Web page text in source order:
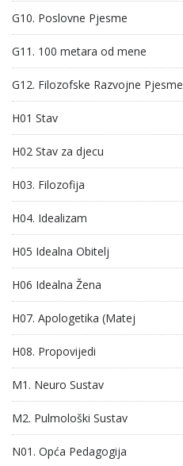
G10. Poslovne Pjesme
G11. 100 metara od mene
G12. Filozofske Razvojne Pjesme
H01 Stav
H02 Stav za djecu
H03. Filozofija
H04. Idealizam
H05 Idealna Obitelj
H06 Idealna Žena
H07. Apologetika (Matej
H08. Propovijedi
M1. Neuro Sustav
M2. Pulmološki Sustav
N01. Opća Pedagogija